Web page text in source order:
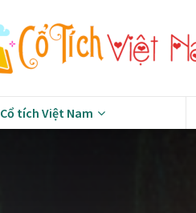
Cổ tích Việt Nam